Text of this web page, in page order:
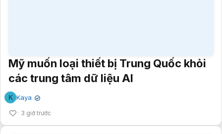
Mỹ muốn loại thiết bị Trung Quốc khỏi
các trung tâm dữ liệu AI
K Kaya ✔
3 giờ trước